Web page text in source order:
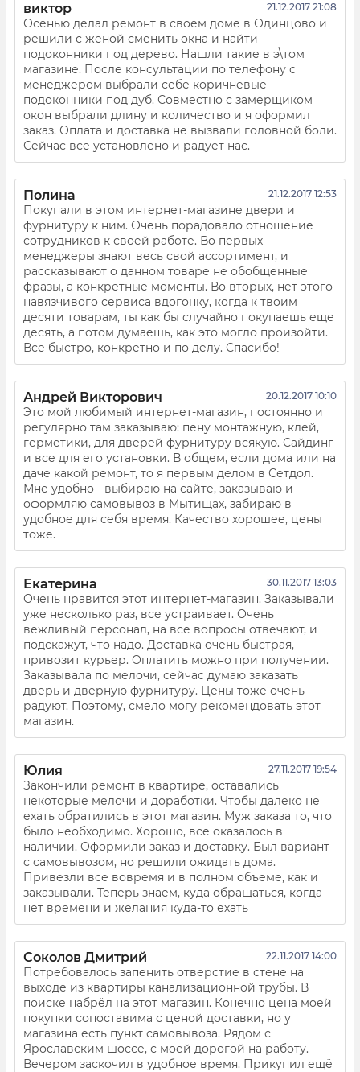
виктор 21.12.2017 21:08
Осенью делал ремонт в своем доме в Одинцово и
решили с женой сменить окна и найти
подоконники под дерево. Нашли такие в э\том
магазине. После консультации по телефону с
менеджером выбрали себе коричневые
подоконники под дуб. Совместно с замерщиком
окон выбрали длину и количество и я оформил
заказ. Оплата и доставка не вызвали головной боли.
Сейчас все установлено и радует нас.
Полина 21.12.2017 12:53
Покупали в этом интернет-магазине двери и
фурнитуру к ним. Очень порадовало отношение
сотрудников к своей работе. Во первых
менеджеры знают весь свой ассортимент, и
рассказывают о данном товаре не обобщенные
фразы, а конкретные моменты. Во вторых, нет этого
навязчивого сервиса вдогонку, когда к твоим
десяти товарам, ты как бы случайно покупаешь еще
десять, а потом думаешь, как это могло произойти.
Все быстро, конкретно и по делу. Спасибо!
Андрей Викторович 20.12.2017 10:10
Это мой любимый интернет-магазин, постоянно и
регулярно там заказываю: пену монтажную, клей,
герметики, для дверей фурнитуру всякую. Сайдинг
и все для его установки. В общем, если дома или на
даче какой ремонт, то я первым делом в Сетдол.
Мне удобно - выбираю на сайте, заказываю и
оформляю самовывоз в Мытищах, забираю в
удобное для себя время. Качество хорошее, цены
тоже.
Екатерина 30.11.2017 13:03
Очень нравится этот интернет-магазин. Заказывали
уже несколько раз, все устраивает. Очень
вежливый персонал, на все вопросы отвечают, и
подскажут, что надо. Доставка очень быстрая,
привозит курьер. Оплатить можно при получении.
Заказывала по мелочи, сейчас думаю заказать
дверь и дверную фурнитуру. Цены тоже очень
радуют. Поэтому, смело могу рекомендовать этот
магазин.
Юлия 27.11.2017 19:54
Закончили ремонт в квартире, оставались
некоторые мелочи и доработки. Чтобы далеко не
ехать обратились в этот магазин. Муж заказа то, что
было необходимо. Хорошо, все оказалось в
наличии. Оформили заказ и доставку. Был вариант
с самовывозом, но решили ожидать дома.
Привезли все вовремя и в полном объеме, как и
заказывали. Теперь знаем, куда обращаться, когда
нет времени и желания куда-то ехать
Соколов Дмитрий 22.11.2017 14:00
Потребовалось запенить отверстие в стене на
выходе из квартиры канализационной трубы. В
поиске набрёл на этот магазин. Конечно цена моей
покупки сопоставима с ценой доставки, но у
магазина есть пункт самовывоза. Рядом с
Ярославским шоссе, с моей дорогой на работу.
Вечером заскочил в удобное время. Прикупил ещё